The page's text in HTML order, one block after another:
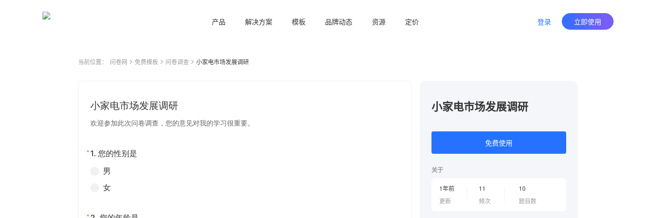
产品 解决方案 模板 品牌动态 资源 定价 登录 立即使用
当前位置： 问卷网 免费模板 问卷调查 小家电市场发展调研
小家电市场发展调研
免费使用
关于
1年前
更新
11
频次
10
题目数